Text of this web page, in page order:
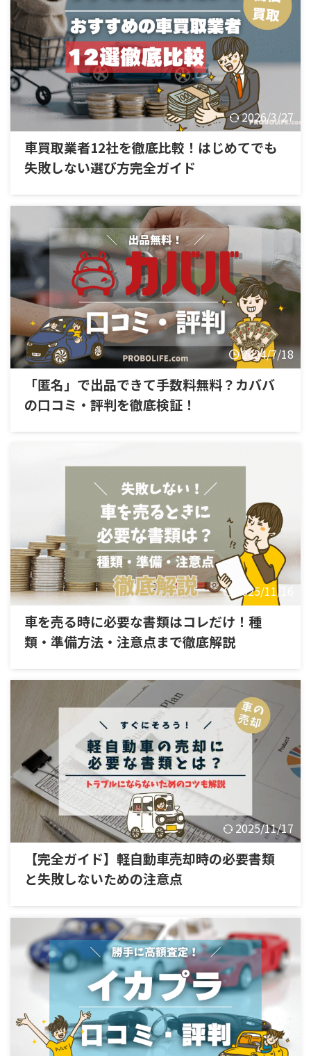
2026/3/27
車買取業者12社を徹底比較！はじめてでも
失敗しない選び方完全ガイド
2024/7/18
「匿名」で出品できて手数料無料？カババ
の口コミ・評判を徹底検証！
2025/11/16
車を売る時に必要な書類はコレだけ！種
類・準備方法・注意点まで徹底解説
2025/11/17
【完全ガイド】軽自動車売却時の必要書類
と失敗しないための注意点